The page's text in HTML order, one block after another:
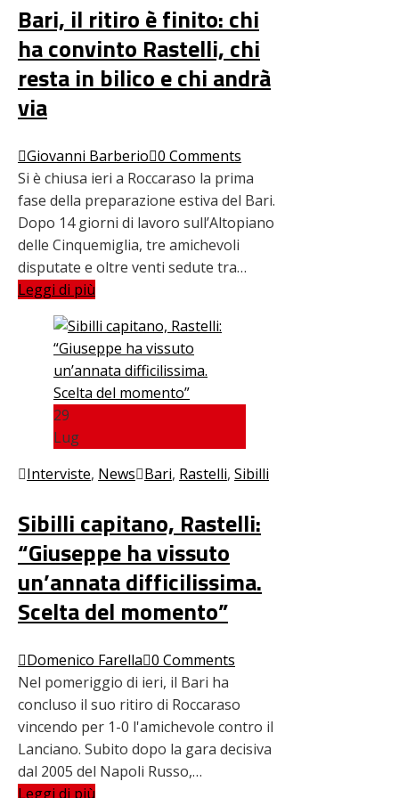
Bari, il ritiro è finito: chi
ha convinto Rastelli, chi
resta in bilico e chi andrà
via
Giovanni Barberio 0 Comments
Si è chiusa ieri a Roccaraso la prima
fase della preparazione estiva del Bari.
Dopo 14 giorni di lavoro sull’Altopiano
delle Cinquemiglia, tre amichevoli
disputate e oltre venti sedute tra…
Leggi di più
29
Lug
Interviste, News Bari, Rastelli, Sibilli
Sibilli capitano, Rastelli:
“Giuseppe ha vissuto
un’annata difficilissima.
Scelta del momento”
Domenico Farella 0 Comments
Nel pomeriggio di ieri, il Bari ha
concluso il suo ritiro di Roccaraso
vincendo per 1-0 l'amichevole contro il
Lanciano. Subito dopo la gara decisiva
dal 2005 del Napoli Russo,…
Leggi di più